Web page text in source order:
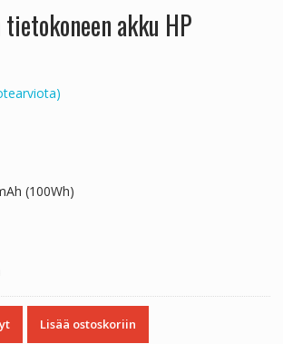
akku HP
(100Wh)
Lisää ostoskoriin